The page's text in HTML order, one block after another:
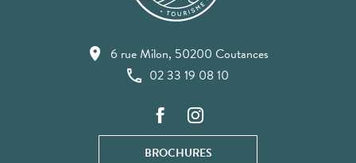
6 rue Milon, 50200 Coutances
02 33 19 08 10
BROCHURES